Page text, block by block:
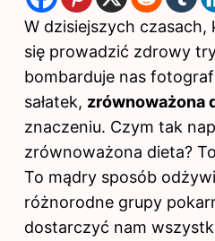
W dzisiejszych czasach,
się prowadzić zdrowy
bombarduje nas
sałatek, zrównoważona
znaczeniu. Czym tak
zrównoważona dieta?
To mądry sposób
różnorodne grupy
dostarczyć nam